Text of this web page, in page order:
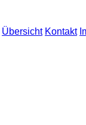
Übersicht Kontakt